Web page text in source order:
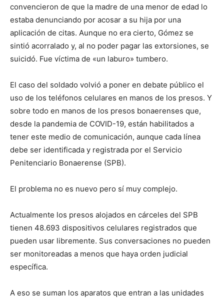
convencieron de que la madre de una menor de edad lo
estaba denunciando por acosar a su hija por una
aplicación de citas. Aunque no era cierto, Gómez se
sintió acorralado y, al no poder pagar las extorsiones, se
suicidó. Fue víctima de «un laburo» tumbero.
El caso del soldado volvió a poner en debate público el
uso de los teléfonos celulares en manos de los presos. Y
sobre todo en manos de los presos bonaerenses que,
desde la pandemia de COVID-19, están habilitados a
tener este medio de comunicación, aunque cada línea
debe ser identificada y registrada por el Servicio
Penitenciario Bonaerense (SPB).
El problema no es nuevo pero sí muy complejo.
Actualmente los presos alojados en cárceles del SPB
tienen 48.693 dispositivos celulares registrados que
pueden usar libremente. Sus conversaciones no pueden
ser monitoreadas a menos que haya orden judicial
específica.
A eso se suman los aparatos que entran a las unidades